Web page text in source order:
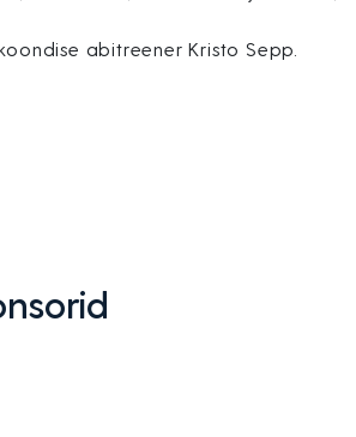
abitreener Kristo Sepp.